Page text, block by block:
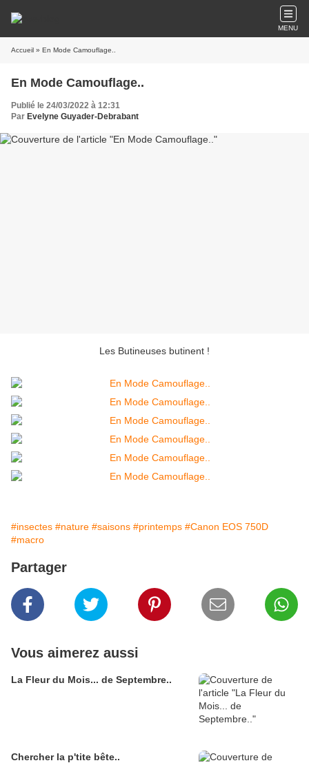
MENU
Accueil » En Mode Camouflage..
En Mode Camouflage..
Publié le 24/03/2022 à 12:31
Par Evelyne Guyader-Debrabant
Les Butineuses butinent !
#insectes #nature #saisons #printemps #Canon EOS 750D
#macro
Partager
Vous aimerez aussi
La Fleur du Mois... de Septembre..
Chercher la p'tite bête..